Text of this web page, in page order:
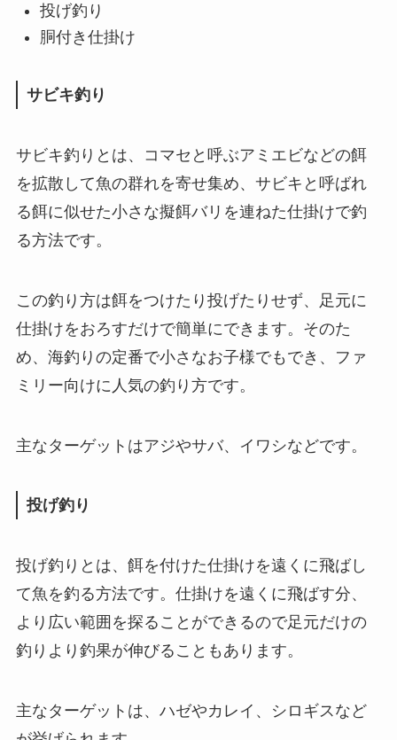
投げ釣り
胴付き仕掛け
サビキ釣り
サビキ釣りとは、コマセと呼ぶアミエビなどの餌
を拡散して魚の群れを寄せ集め、サビキと呼ばれ
る餌に似せた小さな擬餌バリを連ねた仕掛けで釣
る方法です。
この釣り方は餌をつけたり投げたりせず、足元に
仕掛けをおろすだけで簡単にできます。そのた
め、海釣りの定番で小さなお子様でもでき、ファ
ミリー向けに人気の釣り方です。
主なターゲットはアジやサバ、イワシなどです。
投げ釣り
投げ釣りとは、餌を付けた仕掛けを遠くに飛ばし
て魚を釣る方法です。仕掛けを遠くに飛ばす分、
より広い範囲を探ることができるので足元だけの
釣りより釣果が伸びることもあります。
主なターゲットは、ハゼやカレイ、シロギスなど